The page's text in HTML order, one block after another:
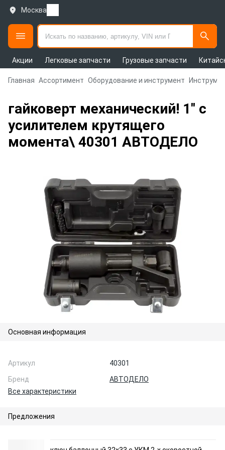
Москва
Акции Легковые запчасти Грузовые запчасти
Главная Ассортимент Оборудование и инструмент
гайковерт механический! 1'' с
усилителем крутящего
момента\ 40301 АВТОДЕЛО
Основная информация
Артикул
40301
Бренд
АВТОДЕЛО
Все характеристики
Предложения